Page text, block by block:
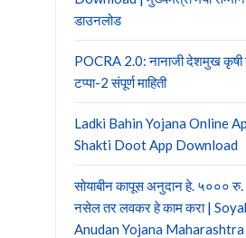
डाउनलोड
POCRA 2.0: नानाजी देशमुख कृषी
टप्पा-2 संपूर्ण माहिती
Ladki Bahin Yojana Online
Shakti Doot App Download
सोयाबीन कापूस अनुदान हे. ५००० रु.
नसेल तर लवकर हे काम करा |
Anudan Yojana Maharashtra